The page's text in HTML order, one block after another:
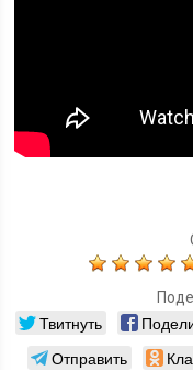
Твитнуть
Отправить